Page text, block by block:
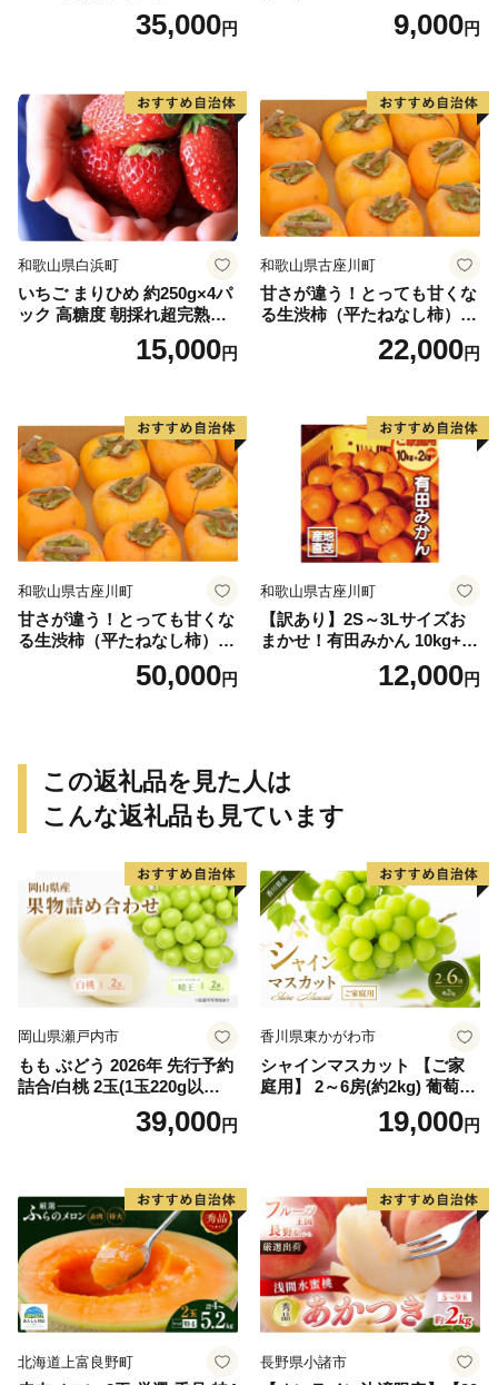
35,000円 9,000円
和歌山県白浜町
いちご まりひめ 約250g×4パ
ック 高糖度 朝採れ超完熟ま
りひめ 1月以降発送分
15,000円
和歌山県古座川町
甘さが違う！とっても甘くな
る生渋柿（平たねなし柿）吊
ップ付約4.5～5kg 約24～30
22,000円
和歌山県古座川町
甘さが違う！とっても甘くな
る生渋柿（平たねなし柿）吊
ップ付約14.5～15kg 約60～
50,000円
和歌山県古座川町
【訳あり】2S～3Lサイズお
まかせ！有田みかん 10kg+2k
g保証分 11月から12月下旬ま
でに順次発送致します。 / 訳
12,000円
この返礼品を見た人は
こんな返礼品も見ています
岡山県瀬戸内市
もも ぶどう 2026年 先行予約
詰合/白桃 2玉(1玉220g以
上)・シャインマスカット 晴
39,000円
香川県東かがわ市
シャインマスカット 【ご家
庭用】 2～6房(約2kg) 葡萄 ぶ
どう ブドウ フルーツ 果物 く
だもの 果実 旬の果物 旬のフ
19,000円
北海道上富良野町 長野県小諸市